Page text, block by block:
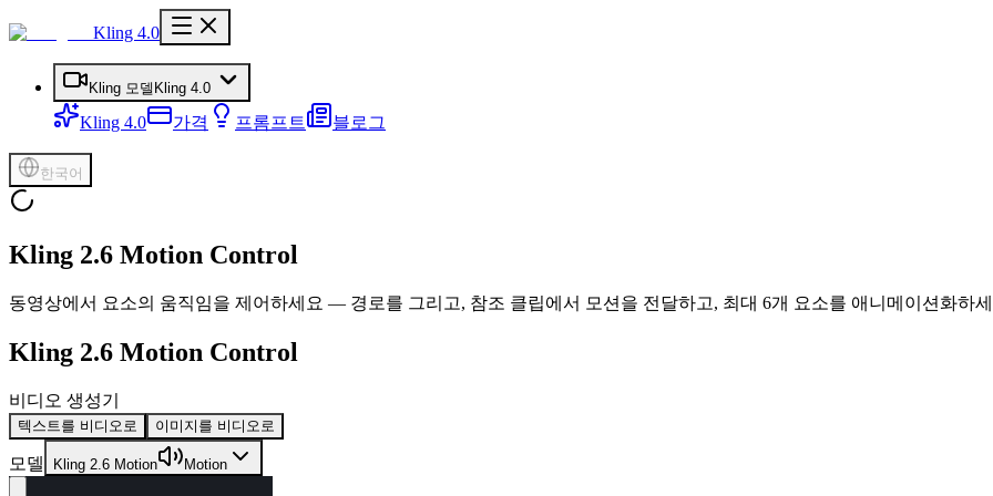
Kling 4.0
Kling 모델 Kling 4.0
Kling 4.0 가격 프롬프트 블로그
한국어
Kling 2.6 Motion Control
동영상에서 요소의 움직임을 제어하세요 — 경로를 그리고, 참조 클립에서 모션을 전달하고, 최대 6개 요소를 애니메이션화하
Kling 2.6 Motion Control
비디오 생성기
텍스트를 비디오로 이미지를 비디오로
모델 Kling 2.6 Motion Motion